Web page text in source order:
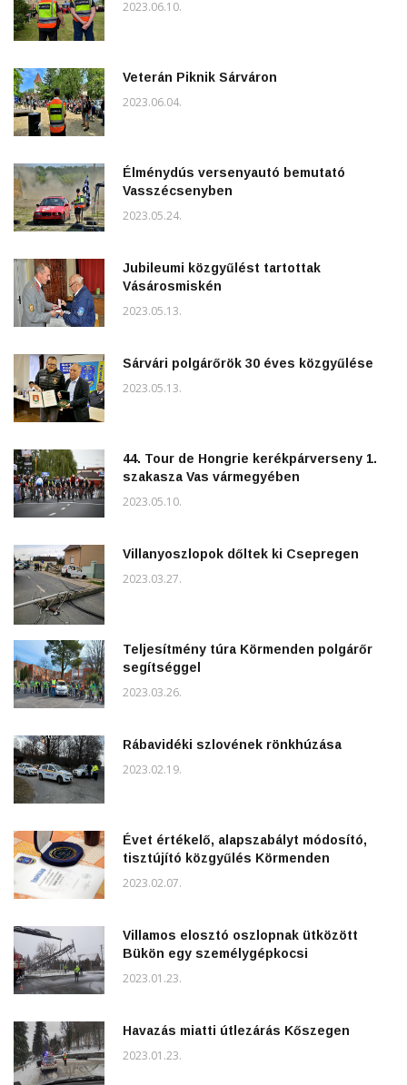
2023.06.10.
Veterán Piknik Sárváron
2023.06.04.
Élménydús versenyautó bemutató
Vasszécsenyben
2023.05.24.
Jubileumi közgyűlést tartottak
Vásárosmiskén
2023.05.13.
Sárvári polgárőrök 30 éves közgyűlése
2023.05.13.
44. Tour de Hongrie kerékpárverseny 1.
szakasza Vas vármegyében
2023.05.10.
Villanyoszlopok dőltek ki Csepregen
2023.03.27.
Teljesítmény túra Körmenden polgárőr
segítséggel
2023.03.26.
Rábavidéki szlovének rönkhúzása
2023.02.19.
Évet értékelő, alapszabályt módosító,
tisztújító közgyűlés Körmenden
2023.02.07.
Villamos elosztó oszlopnak ütközött
Bükön egy személygépkocsi
2023.01.23.
Havazás miatti útlezárás Kőszegen
2023.01.23.